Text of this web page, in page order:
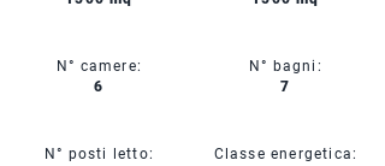
N° camere:
6
N° posti letto:
N° bagni:
7
Classe energetica: